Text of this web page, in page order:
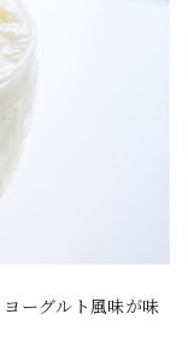
ーグルト風味が味